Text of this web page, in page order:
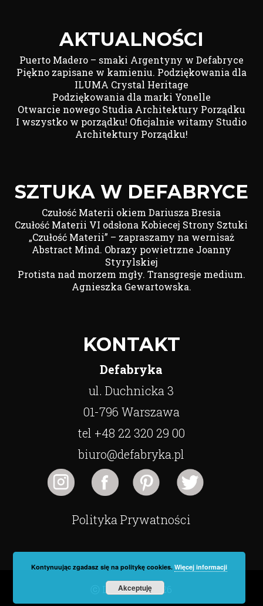
AKTUALNOŚCI
Puerto Madero – smaki Argentyny w Defabryce
Piękno zapisane w kamieniu. Podziękowania dla
ILUMA Crystal Heritage
Podziękowania dla marki Yonelle
Otwarcie nowego Studia Architektury Porządku
I wszystko w porządku! Oficjalnie witamy Studio
Architektury Porządku!
SZTUKA W DEFABRYCE
Czułość Materii okiem Dariusza Bresia
Czułość Materii VI odsłona Kobiecej Strony Sztuki
„Czułość Materii” – zapraszamy na wernisaż
Abstract Mind. Obrazy powietrzne Joanny
Styrylskiej
Protista nad morzem mgły. Transgresje medium.
Agnieszka Gewartowska.
KONTAKT
Defabryka
ul. Duchnicka 3
01-796 Warszawa
tel +48 22 320 29 00
biuro@defabryka.pl
Polityka Prywatności
ⓒ Defabryka 2026
Kontynuując zgadasz się na politykę cookies.Więcej informacji
Akceptuję